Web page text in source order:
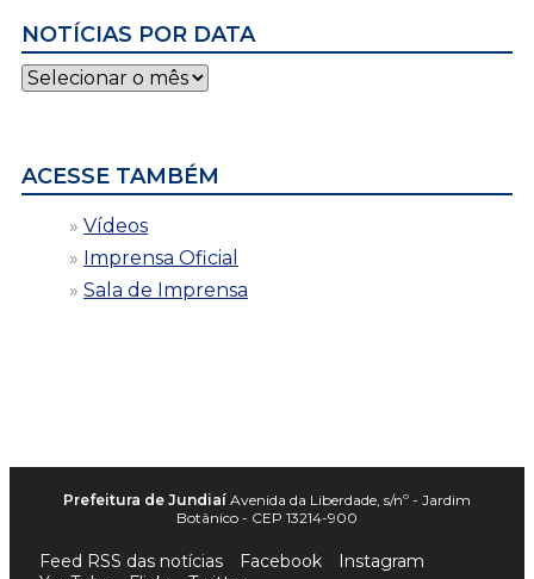
NOTÍCIAS POR DATA
Notícias
por
ACESSE TAMBÉM
Vídeos
Imprensa Oficial
Sala de Imprensa
Prefeitura de Jundiaí Avenida da Liberdade, s/nº - Jardim
Botânico - CEP 13214-900
Feed RSS das notícias Facebook
Instagram